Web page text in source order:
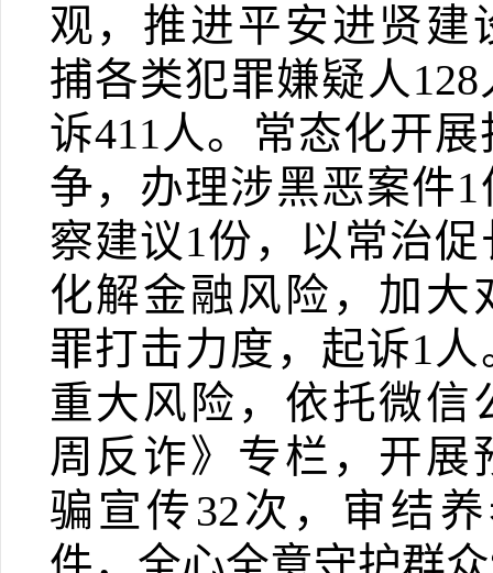
观，推进平安进贤建
捕各类犯罪嫌疑人128
诉411人。常态化开
争，办理涉黑恶案件1
察建议1份，以常治
化解金融风险，加大
罪打击力度，起诉1人
重大风险，依托微信
周反诈》专栏，开展
骗宣传 32次， 审结